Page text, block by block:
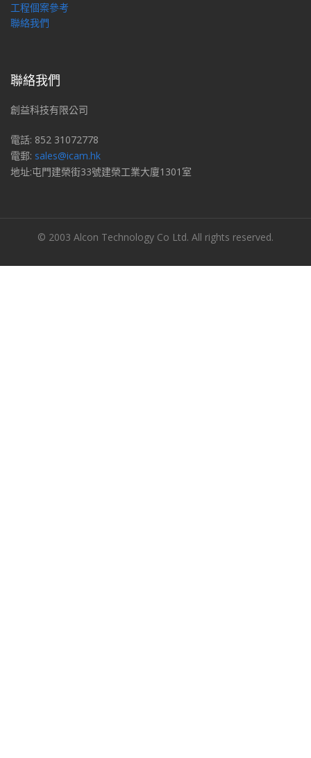
工程個案參考
聯絡我們
聯絡我們
創益科技有限公司
電話: 852 31072778
電郵: sales@icam.hk
地址:屯門建榮街33號建榮工業大廈1301室
© 2003 Alcon Technology Co Ltd. All rights reserved.